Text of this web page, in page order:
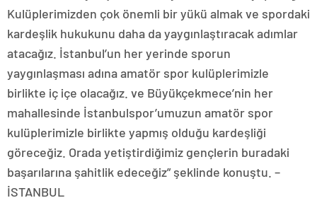
Kulüplerimizden çok önemli bir yükü almak ve spordaki
kardeşlik hukukunu daha da yaygınlaştıracak adımlar
atacağız. İstanbul’un her yerinde sporun
yaygınlaşması adına amatör spor kulüplerimizle
birlikte iç içe olacağız. ve Büyükçekmece’nin her
mahallesinde İstanbulspor’umuzun amatör spor
kulüplerimizle birlikte yapmış olduğu kardeşliği
göreceğiz. Orada yetiştirdiğimiz gençlerin buradaki
başarılarına şahitlik edeceğiz” şeklinde konuştu. –
İSTANBUL